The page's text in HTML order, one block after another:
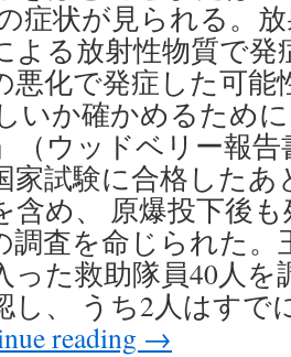
症状が見られる。
よる放射性物質で発
悪化で発症した可
いか確かめるため
（ウッドベリー報
家試験に合格したあ
含め、 原爆投下後
調査を命じられた。
った救助隊員40人を
し、 うち2人はすで
reading →